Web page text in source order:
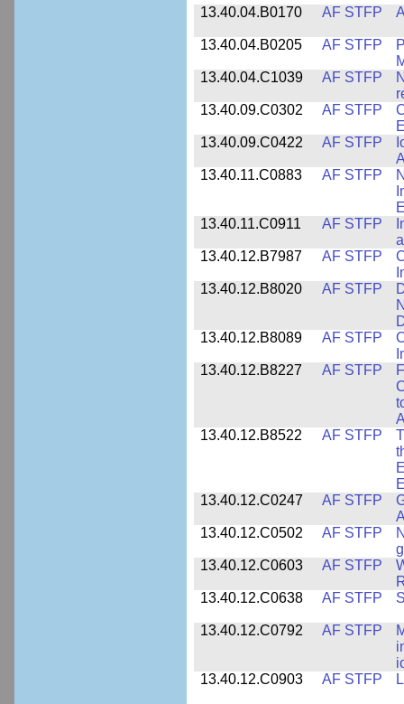
13.40.04.B0170 AF STFP
13.40.04.B0205 AF STFP
13.40.04.C1039
AF STFP
13.40.09.C0302
AF STFP
13.40.09.C0422
AF STFP
13.40.11.C0883
AF STFP
13.40.11.C0911
AF STFP
13.40.12.B7987
AF STFP
13.40.12.B8020
AF STFP
13.40.12.B8089
AF STFP
13.40.12.B8227
AF STFP
13.40.12.B8522
AF STFP
13.40.12.C0247
AF STFP
13.40.12.C0502
AF STFP
13.40.12.C0603
AF STFP
13.40.12.C0638
AF STFP
13.40.12.C0792 AF STFP
13.40.12.C0903
AF STFP